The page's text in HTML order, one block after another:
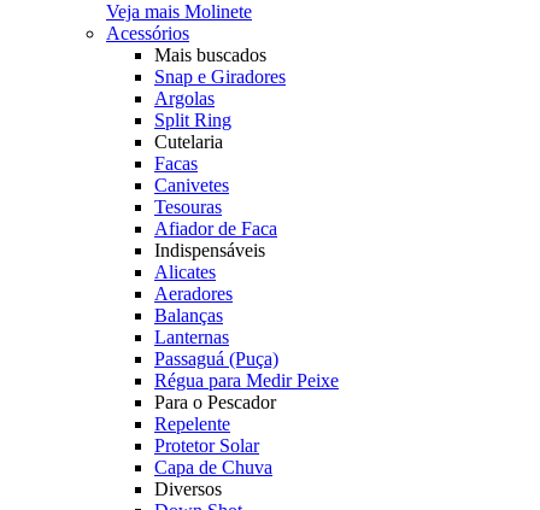
Veja mais Molinete
Acessórios
Mais buscados
Snap e Giradores
Argolas
Split Ring
Cutelaria
Facas
Canivetes
Tesouras
Afiador de Faca
Indispensáveis
Alicates
Aeradores
Balanças
Lanternas
Passaguá (Puça)
Régua para Medir Peixe
Para o Pescador
Repelente
Protetor Solar
Capa de Chuva
Diversos